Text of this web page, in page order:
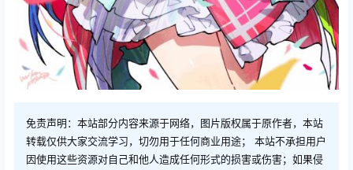
免责声明：本站部分内容来源于网络，图片版权属于原作者，本站
转载仅供大家交流学习，切勿用于任何商业用途； 本站不承担用户
因使用这些资源对自己和他人造成任何形式的损害或伤害；如果侵